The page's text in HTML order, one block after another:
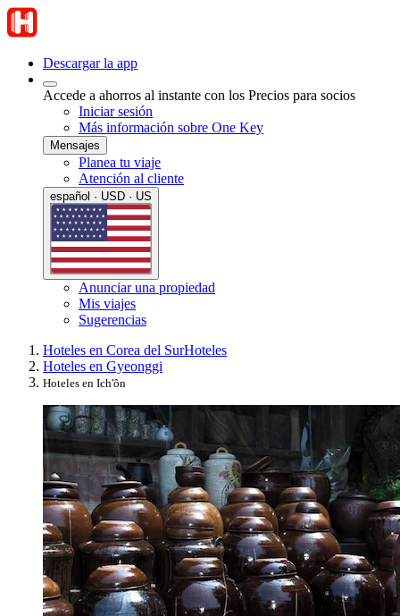
Descargar la app
Accede a ahorros al instante con los Precios para socios
Iniciar sesión
Más información sobre One Key
Mensajes
Planea tu viaje
Atención al cliente
español · USD · US
Anunciar una propiedad
Mis viajes
Sugerencias
Hoteles en Corea del SurHoteles
Hoteles en Gyeonggi
Hoteles en Ich'ôn